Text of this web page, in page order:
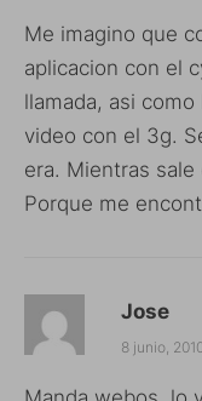
Me imagino que
aplicacion con el
llamada, asi
video con el 3g.
era. Mientras
Porque me
Jose
8 junio,